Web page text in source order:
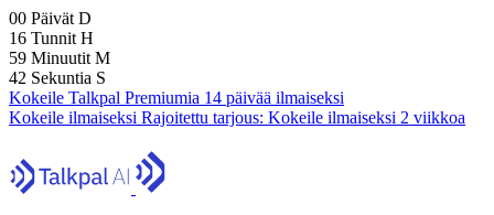
00 Päivät D
16 Tunnit H
59 Minuutit M
40 Sekuntia S
Kokeile Talkpal Premiumia 14 päivää ilmaiseksi
Kokeile ilmaiseksi Rajoitettu tarjous: Kokeile ilmaiseksi 2 viikkoa